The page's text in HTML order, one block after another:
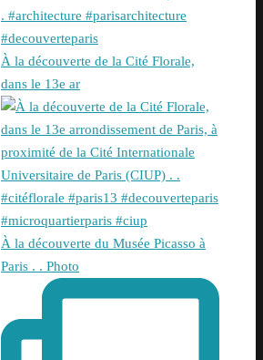
À la découverte de la Cité Florale,
dans le 13e ar
À la découverte du Musée Picasso à
Paris . . Photo